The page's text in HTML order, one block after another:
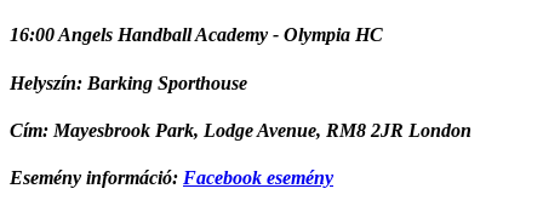
16:00 Angels Handball Academy - Olympia HC
Helyszín: Barking Sporthouse
Cím: Mayesbrook Park, Lodge Avenue, RM8 2JR London
Esemény információ: Facebook esemény